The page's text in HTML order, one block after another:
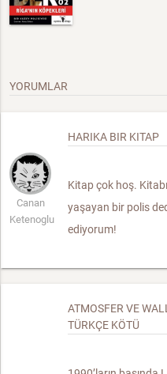
YORUMLAR
Canan
Ketenoglu
HARIKA BIR KITAP
Kitap çok hoş.
yaşayan bir polis
ediyorum!
ATMOSFER VE
TÜRKÇE KÖTÜ